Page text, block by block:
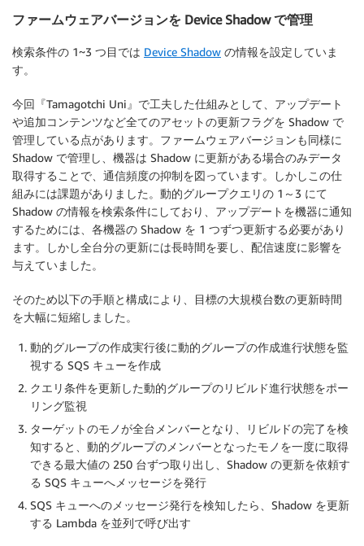
ファームウェアバージョンを Device Shadow で管理
検索条件の 1~3 つ目では Device Shadow の情報を設定していま
す。
今回『Tamagotchi Uni』で工夫した仕組みとして、アップデート
や追加コンテンツなど全てのアセットの更新フラグを Shadow で
管理している点があります。ファームウェアバージョンも同様に
Shadow で管理し、機器は Shadow に更新がある場合のみデータ
取得することで、通信頻度の抑制を図っています。しかしこの仕
組みには課題がありました。動的グループクエリの 1～3 にて
Shadow の情報を検索条件にしており、アップデートを機器に通知
するためには、各機器の Shadow を 1 つずつ更新する必要があり
ます。しかし全台分の更新には長時間を要し、配信速度に影響を
与えていました。
そのため以下の手順と構成により、目標の大規模台数の更新時間
を大幅に短縮しました。
動的グループの作成実行後に動的グループの作成進行状態を監
視する SQS キューを作成
クエリ条件を更新した動的グループのリビルド進行状態をポー
リング監視
ターゲットのモノが全台メンバーとなり、リビルドの完了を検
知すると、動的グループのメンバーとなったモノを一度に取得
できる最大値の 250 台ずつ取り出し、Shadow の更新を依頼す
る SQS キューへメッセージを発行
SQS キューへのメッセージ発行を検知したら、Shadow を更新
する Lambda を並列で呼び出す